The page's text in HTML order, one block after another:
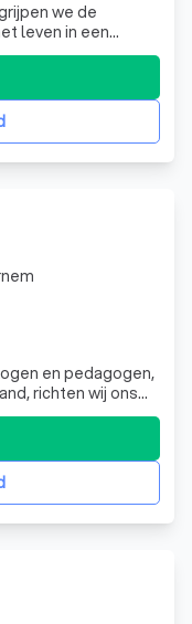
we de
leven in een
partner en onze
ik zelf ervaren
persoonlijke
en pedagogen,
richten wij ons
praktijk, geleid
scala aan